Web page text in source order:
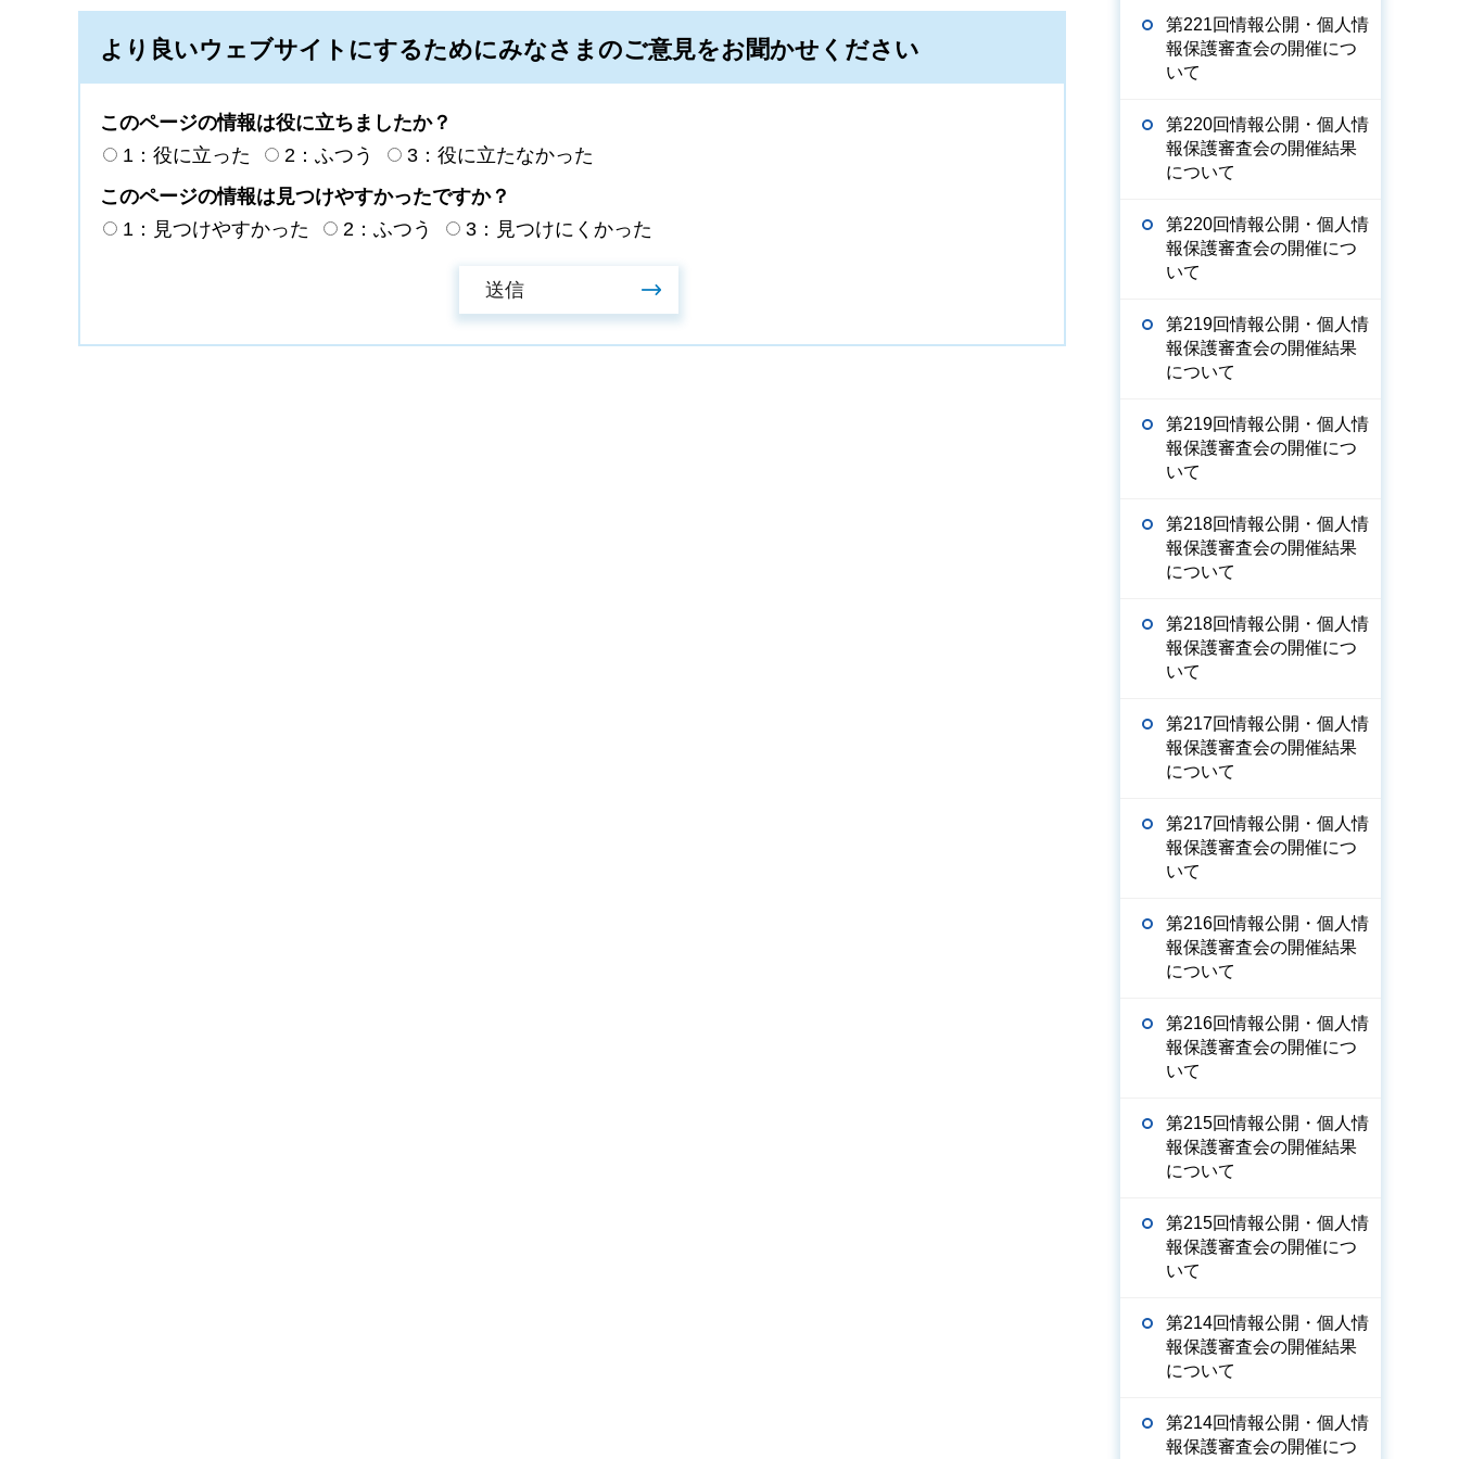
より良いウェブサイトにするためにみなさまのご意見をお聞かせください
このページの情報は役に立ちましたか？
1：役に立った
2：ふつう
3：役に立たなかった
このページの情報は見つけやすかったですか？
1：見つけやすかった
2：ふつう 3：見つけにくかった
第221回情報公開・個人情
報保護審査会の開催につ
いて
第220回情報公開・個人情
報保護審査会の開催結果
について
第220回情報公開・個人情
報保護審査会の開催につ
いて
第219回情報公開・個人情
報保護審査会の開催結果
について
第219回情報公開・個人情
報保護審査会の開催につ
いて
第218回情報公開・個人情
報保護審査会の開催結果
について
第218回情報公開・個人情
報保護審査会の開催につ
いて
第217回情報公開・個人情
報保護審査会の開催結果
について
第217回情報公開・個人情
報保護審査会の開催につ
いて
第216回情報公開・個人情
報保護審査会の開催結果
について
第216回情報公開・個人情
報保護審査会の開催につ
いて
第215回情報公開・個人情
報保護審査会の開催結果
について
第215回情報公開・個人情
報保護審査会の開催につ
いて
第214回情報公開・個人情
報保護審査会の開催結果
について
第214回情報公開・個人情
報保護審査会の開催につ